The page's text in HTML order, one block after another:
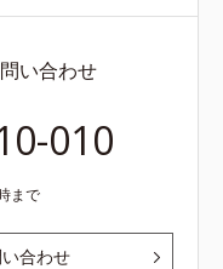
い合わせ
010
まで
合わせ